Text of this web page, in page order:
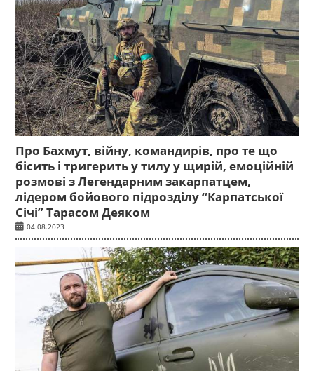
Про Бахмут, війну, командирів, про те що
бісить і тригерить у тилу у щирій, емоційній
розмові з Легендарним закарпатцем,
лідером бойового підрозділу “Карпатської
Січі” Тарасом Деяком
04.08.2023